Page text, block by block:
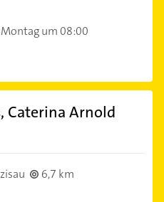
um 08:00
Caterina Arnold
6,7 km